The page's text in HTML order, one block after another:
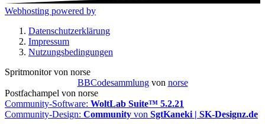
Webhosting powered by
Datenschutzerklärung
Impressum
Nutzungsbedingungen
Spritmonitor von norse
BBCodesammlungvon norse
Postfachampel von norse
Community-Software: WoltLab Suite™ 5.2.21
Community-Design: Community von SgtKaneki | SK-Designz.de